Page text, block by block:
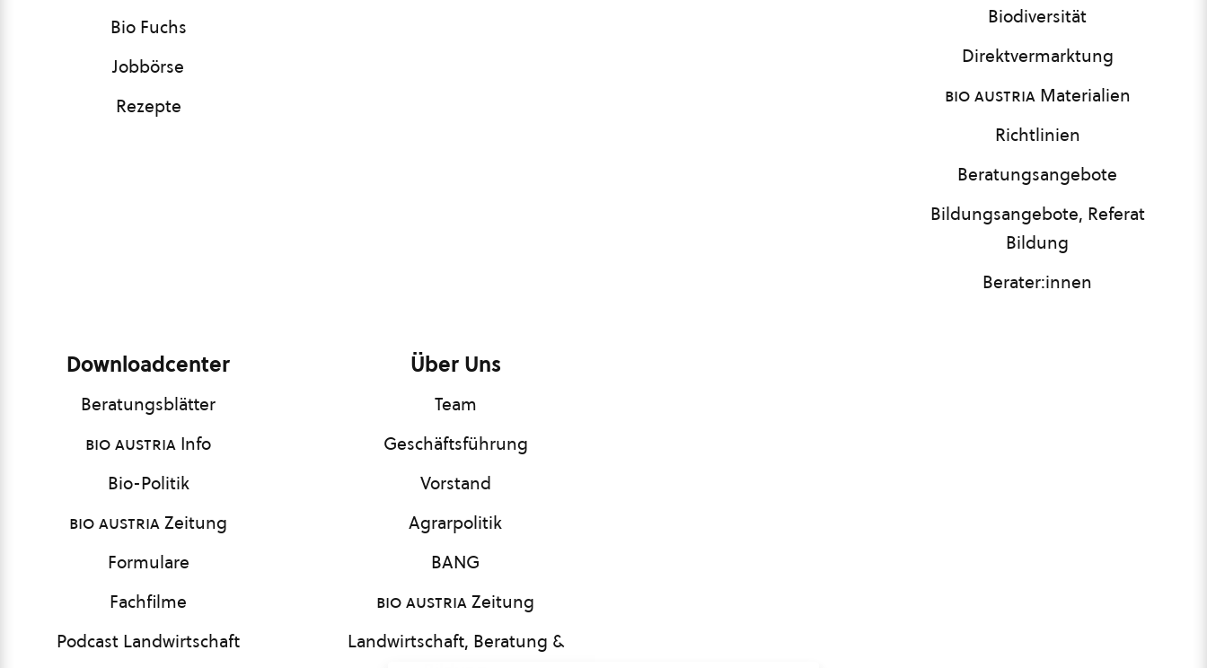
Bio Fuchs
Jobbörse
Rezepte
Biodiversität
Direktvermarktung
bio austriaMaterialien
Richtlinien
Beratungsangebote
Bildungsangebote, Referat
Bildung
Berater:innen
Downloadcenter
Beratungsblätter
bio austria Info
Bio-Politik
bio austriaZeitung
Formulare
Fachfilme
Podcast Landwirtschaft
Über Uns
Team
Geschäftsführung
Vorstand
Agrarpolitik
BANG
bio austriaZeitung
Landwirtschaft, Beratung &